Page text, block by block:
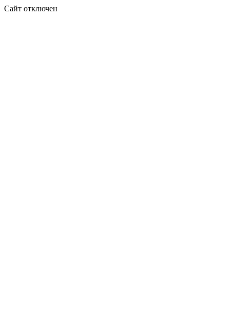
Сайт отключен